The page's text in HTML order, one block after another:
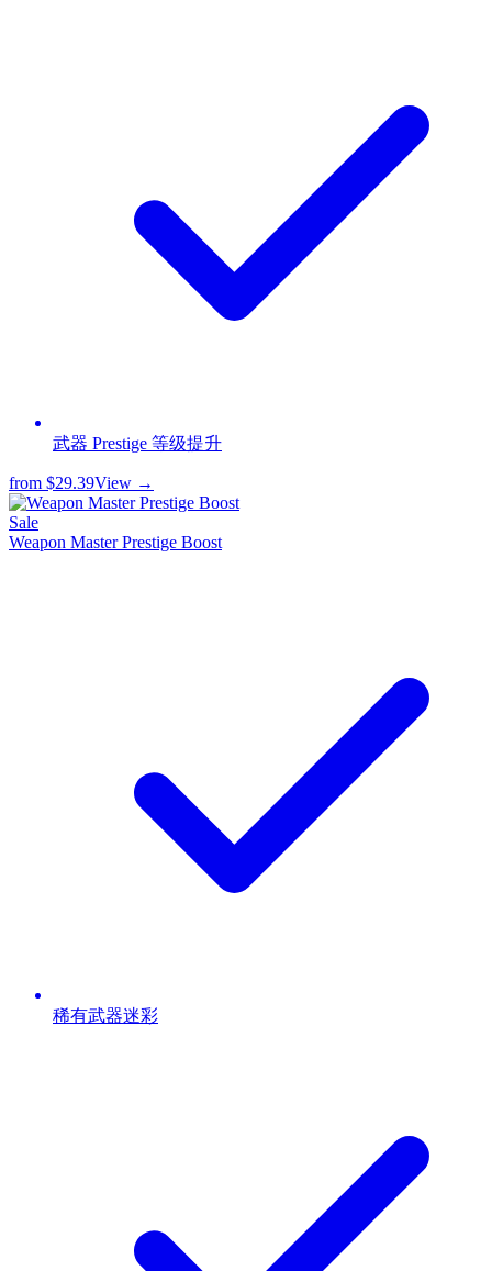
武器 Prestige 等级提升
from $29.39View →
Sale
Weapon Master Prestige Boost
稀有武器迷彩